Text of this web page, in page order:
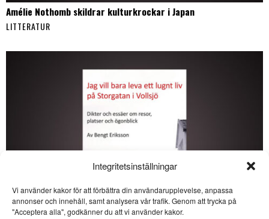
Integritetsinställningar
Vi använder kakor för att förbättra din användarupplevelse, anpassa
annonser och innehåll, samt analysera vår trafik. Genom att trycka på
"Acceptera alla", godkänner du att vi använder kakor.
Amélie Nothomb skildrar kulturkrockar i Japan
LITTERATUR
SE ÄVEN